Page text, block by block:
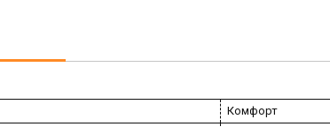
Комфорт